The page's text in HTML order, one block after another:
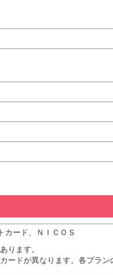
カード、ＮＩＣＯＳ
ります。
ドが異なります。各プラン